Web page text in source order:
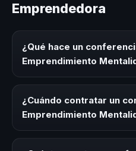
Emprendedora
¿Qué hace un
Emprendimiento
Emprendedora es un experto
conocimiento, estrategias y
en eventos corporativos,
objetivo es generar
¿Cuándo contratar un
Emprendimiento
Mentalidad Emprendedora